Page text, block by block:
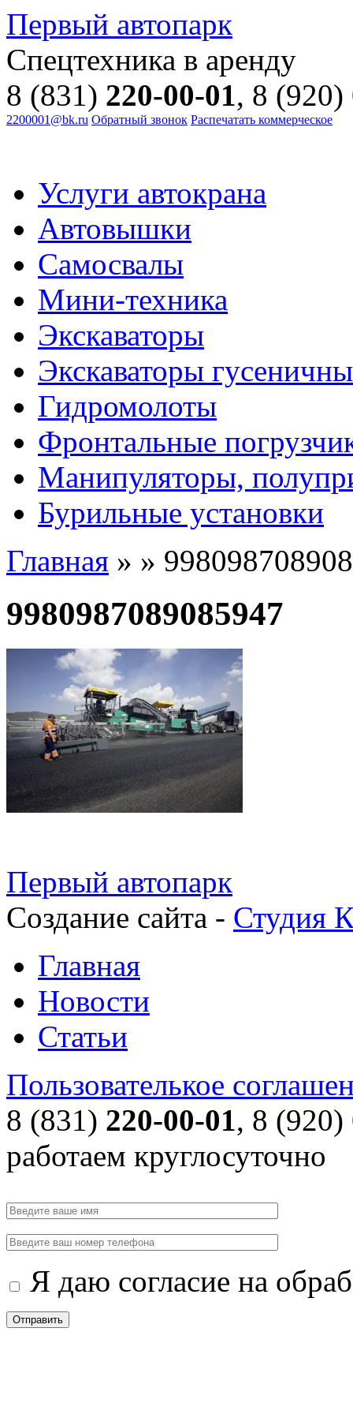
Первый автопарк
Спецтехника в аренду
8 (831) 220-00-01, 8 (920)
2200001@bk.ru Обратный звонок Распечатать коммерческое
Услуги автокрана
Автовышки
Самосвалы
Мини-техника
Экскаваторы
Экскаваторы
Гидромолоты
Фронтальные
Манипуляторы,
Бурильные установки
Главная » »
9980987089085947
Первый автопарк
Создание сайта - Студия
Главная
Новости
Статьи
Пользователькое
8 (831) 220-00-01, 8 (920)
работаем круглосуточно
Я даю согласие на